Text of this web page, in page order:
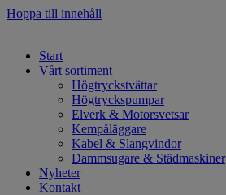
Hoppa till innehåll
Start
Vårt sortiment
Högtryckstvättar
Högtryckspumpar
Elverk & Motorsvetsar
Kempåläggare
Kabel & Slangvindor
Dammsugare & Städmaskiner
Nyheter
Kontakt